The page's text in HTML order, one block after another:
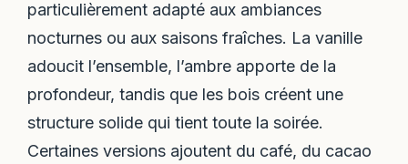
particulièrement adapté aux ambiances
nocturnes ou aux saisons fraîches. La vanille
adoucit l’ensemble, l’ambre apporte de la
profondeur, tandis que les bois créent une
structure solide qui tient toute la soirée.
Certaines versions ajoutent du café, du cacao